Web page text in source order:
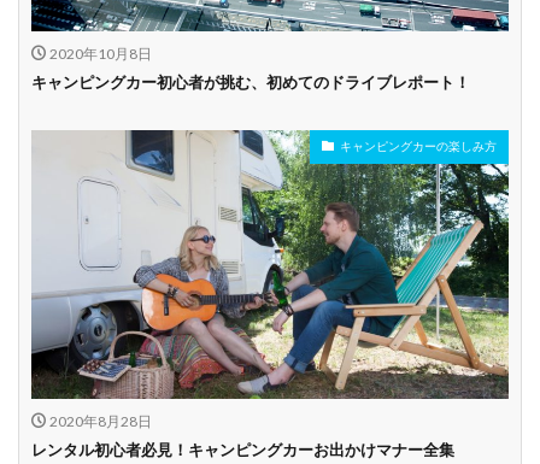
2020年10月8日
キャンピングカー初心者が挑む、初めてのドライブレポート！
キャンピングカーの楽しみ方
2020年8月28日
レンタル初心者必見！キャンピングカーお出かけマナー全集